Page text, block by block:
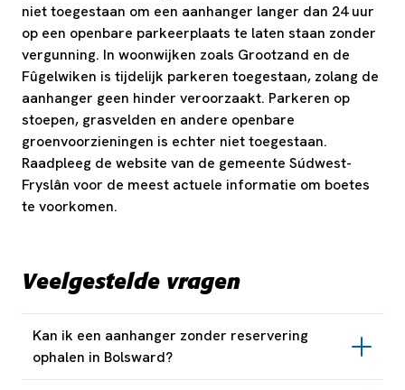
niet toegestaan om een aanhanger langer dan 24 uur
op een openbare parkeerplaats te laten staan zonder
vergunning. In woonwijken zoals Grootzand en de
Fûgelwiken is tijdelijk parkeren toegestaan, zolang de
aanhanger geen hinder veroorzaakt. Parkeren op
stoepen, grasvelden en andere openbare
groenvoorzieningen is echter niet toegestaan.
Raadpleeg de website van de gemeente Súdwest-
Fryslân voor de meest actuele informatie om boetes
te voorkomen.
Veelgestelde vragen
Kan ik een aanhanger zonder reservering
ophalen in Bolsward?